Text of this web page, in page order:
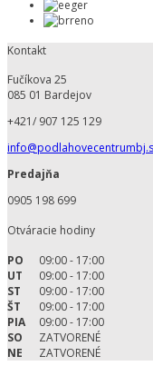
Kontakt
Fučíkova 25
085 01 Bardejov
+421/ 907 125 129
Predajňa
0905 198 699
Otváracie hodiny
PO
09:00 - 17:00
UT
09:00 - 17:00
ST
09:00 - 17:00
ŠT
09:00 - 17:00
PIA
09:00 - 17:00
SO
ZATVORENÉ
NE
ZATVORENÉ